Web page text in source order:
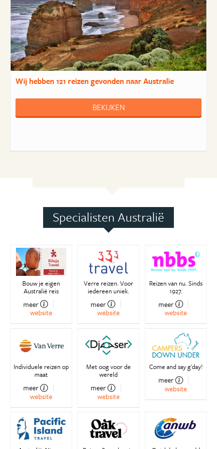
Wij hebben121 reizengevonden naar Australie
BEKIJKEN
Specialisten Australië
Bouw je eigen
Australië reis
meer
website
Verre reizen. Voor
iedereen uniek.
meer
website
Reizen van nu. Sinds
1927.
meer
website
Individuele reizen op
maat
meer
website
Met oog voor de
wereld
meer
website
Come and say g'day!
meer
website